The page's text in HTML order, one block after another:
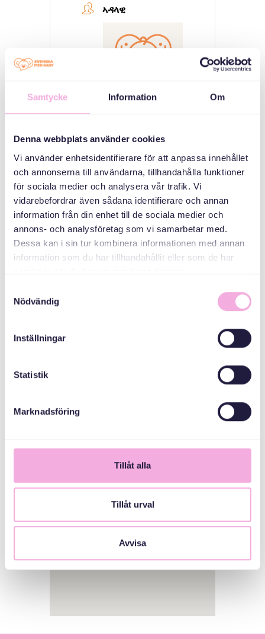
Samtycke Information Om
Denna webbplats använder cookies
Vi använder enhetsidentifierare för att anpassa innehållet
och annonserna till användarna, tillhandahålla funktioner
för sociala medier och analysera vår trafik. Vi
vidarebefordrar även sådana identifierare och annan
information från din enhet till de sociala medier och
annons- och analysföretag som vi samarbetar med.
Dessa kan i sin tur kombinera informationen med annan
information som du har tillhandahållit eller som de har
Nödvändig
Inställningar
Statistik
Marknadsföring
Tillåt alla
Tillåt urval
Avvisa
ኣዳላዊ
bokningen@svenskamedbaby.se
ተሓባበርቲ ኣዳለውቲ
ምምሕዳራዊ ቦርድ
ስቶክሆልም ካውንቲ